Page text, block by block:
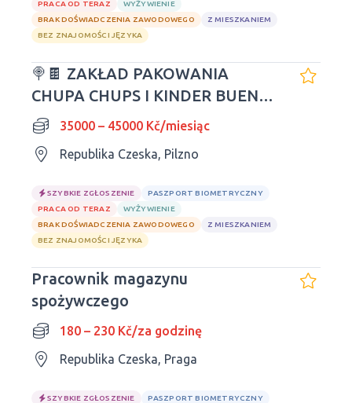
PRACA OD TERAZ
WYŻYWIENIE
BRAK DOŚWIADCZENIA ZAWODOWEGO
Z MIESZKANIEM
BEZ ZNAJOMOŚCI JĘZYKA
🍭🍫 ZAKŁAD PAKOWANIA
CHUPA CHUPS I KINDER BUENO
W REPUBLICE CZESKIEJ
35000 – 45000 Kč/miesiąc
Republika Czeska, Pilzno
SZYBKIE ZGŁOSZENIE
PASZPORT BIOMETRYCZNY
PRACA OD TERAZ
WYŻYWIENIE
BRAK DOŚWIADCZENIA ZAWODOWEGO
Z MIESZKANIEM
BEZ ZNAJOMOŚCI JĘZYKA
Pracownik magazynu
spożywczego
180 – 230 Kč/za godzinę
Republika Czeska, Praga
SZYBKIE ZGŁOSZENIE
PASZPORT BIOMETRYCZNY